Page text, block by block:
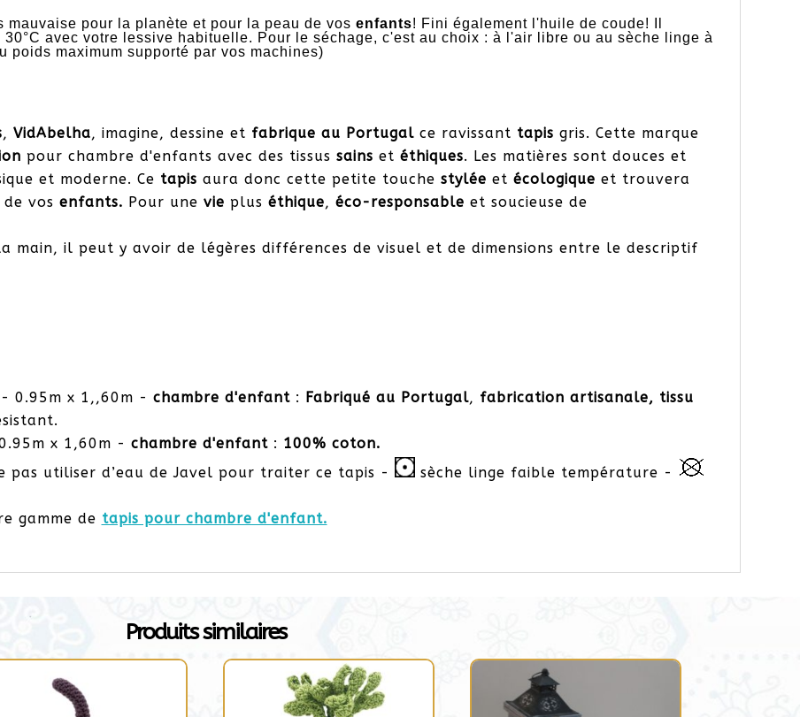
pour la planète et pour la peau de vos enfants! Fini également l'huile de coude! Il
avec votre lessive habituelle. Pour le séchage, c'est au choix : à l'air libre ou au sèche linge à
poids maximum supporté par vos machines)
, VidAbelha, imagine, dessine et fabrique au Portugal ce ravissant tapis gris. Cette marque
pour chambre d'enfants avec des tissus sains et éthiques. Les matières sont douces et
et moderne. Ce tapis aura donc cette petite touche stylée et écologique et trouvera
de vos enfants. Pour une vie plus éthique, éco-responsable et soucieuse de
main, il peut y avoir de légères différences de visuel et de dimensions entre le descriptif
0.95m x 1,,60m - chambre d'enfant: Fabriqué au Portugal, fabrication artisanale, tissu
x 1,60m - chambre d'enfant: 100% coton.
pas utiliser d’eau de Javel pour traiter ce tapis -
sèche linge faible température -
gamme de tapis pour chambre d'enfant.
Produits similaires